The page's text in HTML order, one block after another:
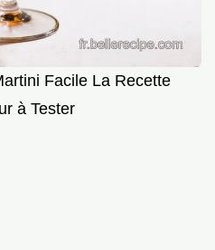
Facile La Recette
à Tester